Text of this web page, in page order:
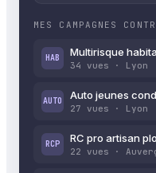
MES CAMPAGNES
HAB Multirisque
34 vues · Lyon
AUTO Auto jeunes
27 vues · Lyon
RCP RC pro artisan
22 vues ·